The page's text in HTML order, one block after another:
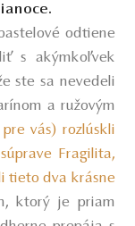
odtiene
s akýmkoľvek
ste sa nevedeli
a ružovým
vás) rozlúskli
Fragilita,
tieto dva krásne
ktorý je priam